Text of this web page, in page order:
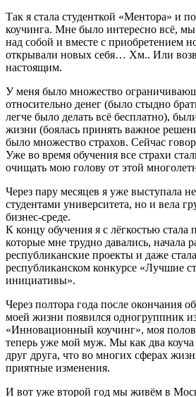
Так я стала студенткой «Ментора» и
коучинга. Мне было интересно всё,
над собой и вместе с приобретением
открывали новых себя… Хм.. Или
настоящим.
У меня было множество
относительно денег (было стыдно
легче было делать всё бесплатно),
жизни (боялась принять важное
было множество страхов. Сейчас
Уже во время обучения все страхи
очищать мою голову от этой
Через пару месяцев я уже выступала
студентами университета, но и вела
бизнес-среде.
К концу обучения я с лёгкостью стала
которые мне трудно давались, начала
республиканские проекты и даже
республиканском конкурсе «Лучшие
инициативы».
Через полтора года после окончания
моей жизни появился одногруппник
«Инновационный коучинг», моя
теперь уже мой муж. Мы как два коуча
друг друга, что во многих сферах
приятные изменения.
И вот уже второй год мы живём в